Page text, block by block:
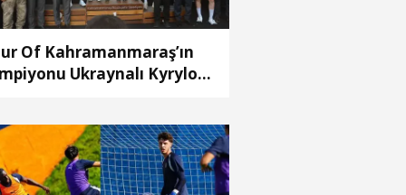
Of Kahramanmaraş’ın
Ukraynalı Kyrylo